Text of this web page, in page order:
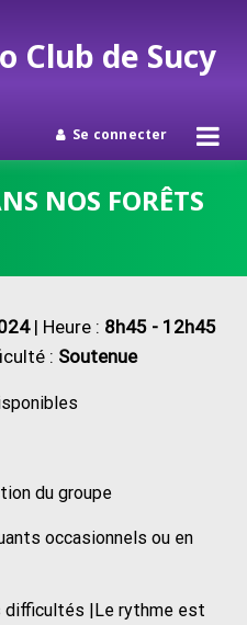
Club de Sucy
Se connecter
NOS FORÊTS
| Heure : 8h45 - 12h45
: Soutenue
du groupe
occasionnels ou en
difficultés |Le rythme est